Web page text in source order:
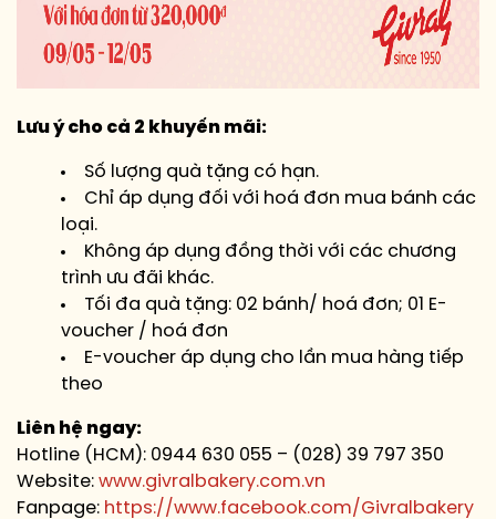
Lưu ý cho cả 2 khuyến mãi:
Số lượng quà tặng có hạn.
Chỉ áp dụng đối với hoá đơn mua bánh các
loại.
Không áp dụng đồng thời với các chương
trình ưu đãi khác.
Tối đa quà tặng: 02 bánh/ hoá đơn; 01 E-
voucher / hoá đơn
E-voucher áp dụng cho lần mua hàng tiếp
theo
Liên hệ ngay:
Hotline (HCM): 0944 630 055 – (028) 39 797 350
Website: www.givralbakery.com.vn
Fanpage: https://www.facebook.com/Givralbakery